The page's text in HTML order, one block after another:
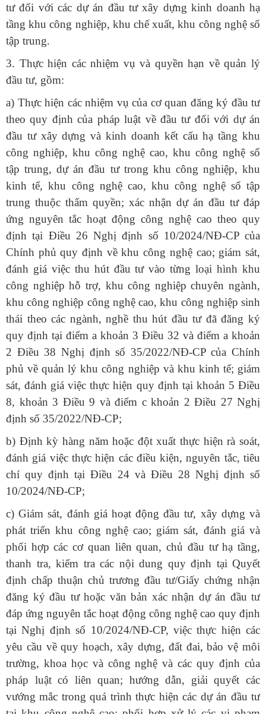
tư đối với các dự án đầu tư xây dựng kinh doanh hạ
tầng khu công nghiệp, khu chế xuất, khu công nghệ số
tập trung.
3. Thực hiện các nhiệm vụ và quyền hạn về quản lý
đầu tư, gồm:
a) Thực hiện các nhiệm vụ của cơ quan đăng ký đầu tư
theo quy định của pháp luật về đầu tư đối với dự án
đầu tư xây dựng và kinh doanh kết cấu hạ tầng khu
công nghiệp, khu công nghệ cao, khu công nghệ số
tập trung, dự án đầu tư trong khu công nghiệp, khu
kinh tế, khu công nghệ cao, khu công nghệ số tập
trung thuộc thẩm quyền; xác nhận dự án đầu tư đáp
ứng nguyên tắc hoạt động công nghệ cao theo quy
định tại Điều 26 Nghị định số 10/2024/NĐ-CP của
Chính phủ quy định về khu công nghệ cao; giám sát,
đánh giá việc thu hút đầu tư vào từng loại hình khu
công nghiệp hỗ trợ, khu công nghiệp chuyên ngành,
khu công nghiệp công nghệ cao, khu công nghiệp sinh
thái theo các ngành, nghề thu hút đầu tư đã đăng ký
quy định tại điểm a khoản 3 Điều 32 và điểm a khoản
2 Điều 38 Nghị định số 35/2022/NĐ-CP của Chính
phủ về quản lý khu công nghiệp và khu kinh tế; giám
sát, đánh giá việc thực hiện quy định tại khoản 5 Điều
8, khoản 3 Điều 9 và điểm c khoản 2 Điều 27 Nghị
định số 35/2022/NĐ-CP;
b) Định kỳ hàng năm hoặc đột xuất thực hiện rà soát,
đánh giá việc thực hiện các điều kiện, nguyên tắc, tiêu
chí quy định tại Điều 24 và Điều 28 Nghị định số
10/2024/NĐ-CP;
c) Giám sát, đánh giá hoạt động đầu tư, xây dựng và
phát triển khu công nghệ cao; giám sát, đánh giá và
phối hợp các cơ quan liên quan, chủ đầu tư hạ tầng,
thanh tra, kiểm tra các nội dung quy định tại Quyết
định chấp thuận chủ trương đầu tư/Giấy chứng nhận
đăng ký đầu tư hoặc văn bản xác nhận dự án đầu tư
đáp ứng nguyên tắc hoạt động công nghệ cao quy định
tại Nghị định số 10/2024/NĐ-CP, việc thực hiện các
yêu cầu về quy hoạch, xây dựng, đất đai, bảo vệ môi
trường, khoa học và công nghệ và các quy định của
pháp luật có liên quan; hướng dẫn, giải quyết các
vướng mắc trong quá trình thực hiện các dự án đầu tư